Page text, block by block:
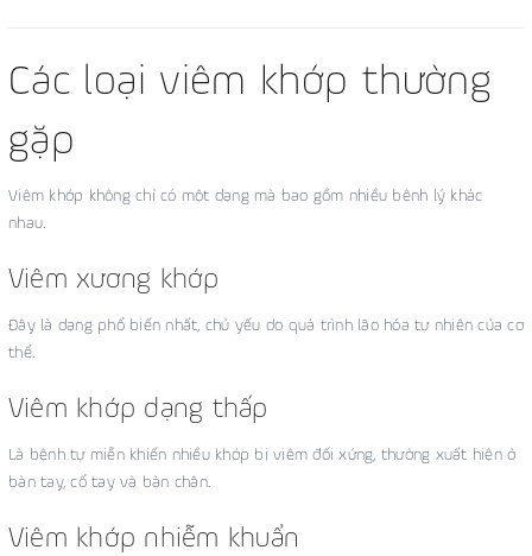
Các loại viêm khớp thường
gặp
Viêm khớp không chỉ có một dạng mà bao gồm nhiều bệnh lý khác
nhau.
Viêm xương khớp
Đây là dạng phổ biến nhất, chủ yếu do quá trình lão hóa tự nhiên của cơ
thể.
Viêm khớp dạng thấp
Là bệnh tự miễn khiến nhiều khớp bị viêm đối xứng, thường xuất hiện ở
bàn tay, cổ tay và bàn chân.
Viêm khớp nhiễm khuẩn